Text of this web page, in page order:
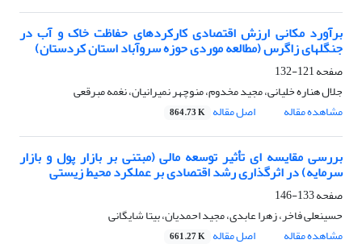
برآورد مکانی ارزش اقتصادی کارکردهای حفاظت خاک و آب در
جنگلهای زاگرس (مطالعه موردی حوزه سروآباد استان کردستان)
صفحه121-132
جلال هناره خلیانی، مجید مخدوم، منوچهر نمیرانیان، نغمه مبرقعی
مشاهده مقاله
اصل مقاله 864.73 K
بررسی مقایسه ای تأثیر توسعه مالی (مبتنی بر بازار پول و بازار
سرمایه) در اثرگذاری رشد اقتصادی بر عملکرد محیط زیستی
صفحه133-146
حسینعلی فاخر، زهرا عابدی، مجید احمدیان، بیتا شایگانی
مشاهده مقاله
اصل مقاله 661.27 K